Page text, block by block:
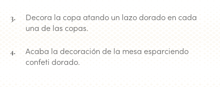
Decora la copa atando un lazo dorado en cada
una de las copas.
Acaba la decoración de la mesa esparciendo
confeti dorado.